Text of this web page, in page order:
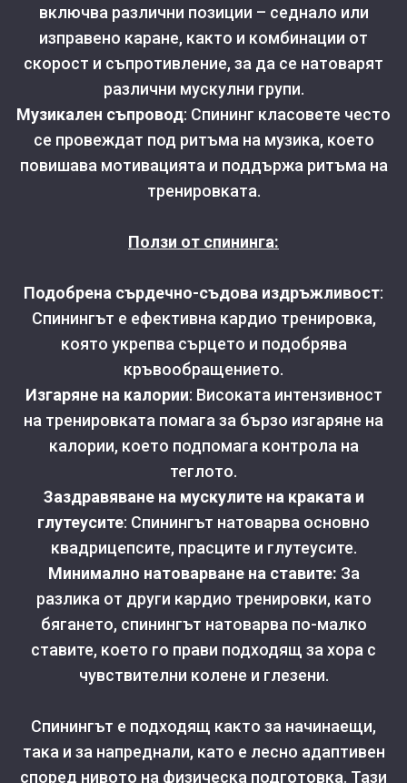
включва различни позиции – седнало или
изправено каране, както и комбинации от
скорост и съпротивление, за да се натоварят
различни мускулни групи.
Музикален съпровод: Спининг класовете често
се провеждат под ритъма на музика, което
повишава мотивацията и поддържа ритъма на
тренировката.
Ползи от спининга:
Подобрена сърдечно-съдова издръжливост:
Спинингът е ефективна кардио тренировка,
която укрепва сърцето и подобрява
кръвообращението.
Изгаряне на калории: Високата интензивност
на тренировката помага за бързо изгаряне на
калории, което подпомага контрола на
теглото.
Заздравяване на мускулите на краката и
глутеусите: Спинингът натоварва основно
квадрицепсите, прасците и глутеусите.
Минимално натоварване на ставите: За
разлика от други кардио тренировки, като
бягането, спинингът натоварва по-малко
ставите, което го прави подходящ за хора с
чувствителни колене и глезени.
Спинингът е подходящ както за начинаещи,
така и за напреднали, като е лесно адаптивен
според нивото на физическа подготовка. Тази